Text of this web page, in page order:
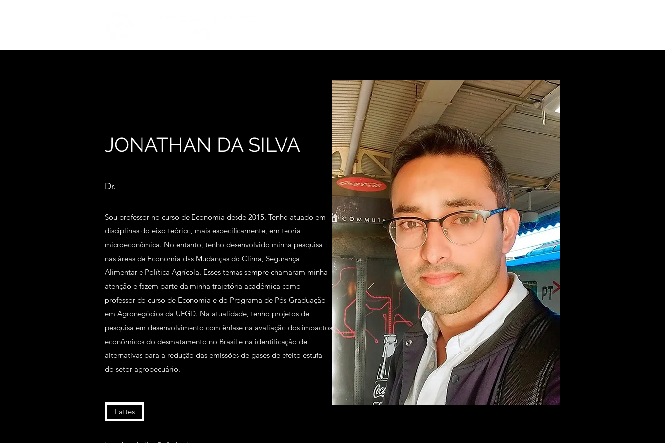
JONATHAN DA SILVA
Dr.
Sou professor no curso de Economia desde 2015. Tenho atuado em
disciplinas do eixo teórico, mais especificamente, em teoria
microeconômica. No entanto, tenho desenvolvido minha pesquisa
nas áreas de Economia das Mudanças do Clima, Segurança
Alimentar e Política Agrícola. Esses temas sempre chamaram minha
atenção e fazem parte da minha trajetória acadêmica como
professor do curso de Economia e do Programa de Pós-Graduação
em Agronegócios da UFGD. Na atualidade, tenho projetos de
pesquisa em desenvolvimento com ênfase na avaliação dos impactos
econômicos do desmatamento no Brasil e na identificação de
alternativas para a redução das emissões de gases de efeito estufa
do setor agropecuário.
Lattes